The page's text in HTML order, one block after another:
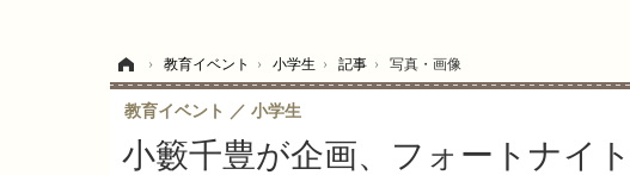
› 教育イベント › 小学生 › 記事 › 写真・画像
小籔千豊が企画、フォートナイ
教育イベント 小学生